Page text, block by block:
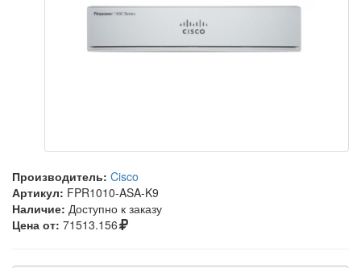
Производитель: Cisco
Артикул: FPR1010-ASA-K9
Наличие: Доступно к заказу
Цена от: 71513.156